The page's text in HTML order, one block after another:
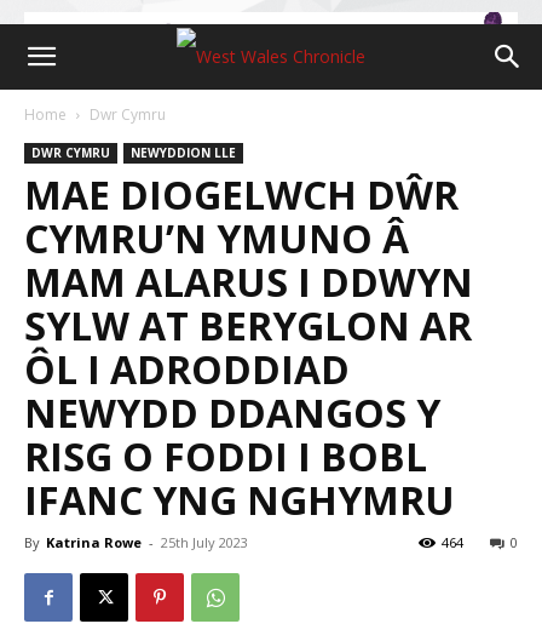
Home Dwr Cymru
DWR CYMRU NEWYDDION LLE
MAE DIOGELWCH DŴR
CYMRU’N YMUNO Â
MAM ALARUS I DDWYN
SYLW AT BERYGLON AR
ÔL I ADRODDIAD
NEWYDD DDANGOS Y
RISG O FODDI I BOBL
IFANC YNG NGHYMRU
By Katrina Rowe - 25th July 2023 0
464